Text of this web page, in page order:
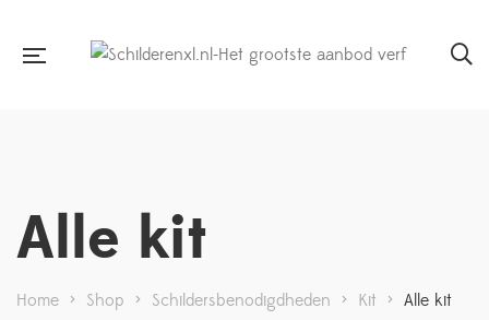
Alle kit
Home > Shop > Schildersbenodigdheden > Kit > Alle kit